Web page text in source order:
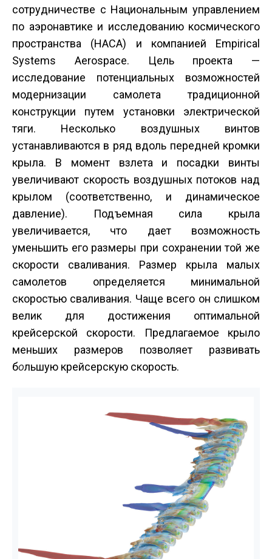
сотрудничестве с Национальным управлением
по аэронавтике и исследованию космического
пространства (НАСА) и компанией Empirical
Systems Aerospace. Цель проекта —
исследование потенциальных возможностей
модернизации самолета традиционной
конструкции путем установки электрической
тяги. Несколько воздушных винтов
устанавливаются в ряд вдоль передней кромки
крыла. В момент взлета и посадки винты
увеличивают скорость воздушных потоков над
крылом (соответственно, и динамическое
давление). Подъемная сила крыла
увеличивается, что дает возможность
уменьшить его размеры при сохранении той же
скорости сваливания. Размер крыла малых
самолетов определяется минимальной
скоростью сваливания. Чаще всего он слишком
велик для достижения оптимальной
крейсерской скорости. Предлагаемое крыло
меньших размеров позволяет развивать
большую крейсерскую скорость.